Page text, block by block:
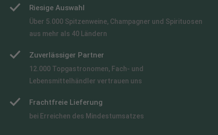
Riesige Auswahl
Über 5.000 Spitzenweine, Champagner und Spirituosen
aus mehr als 40 Ländern
Zuverlässiger Partner
12.000 Topgastronomen, Fach- und
Lebensmittelhändler vertrauen uns
Frachtfreie Lieferung
bei Erreichen des Mindestumsatzes